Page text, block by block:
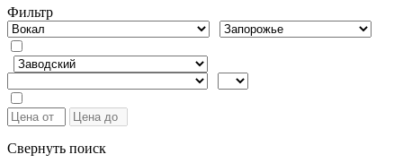
Фильтр
Свернуть поиск